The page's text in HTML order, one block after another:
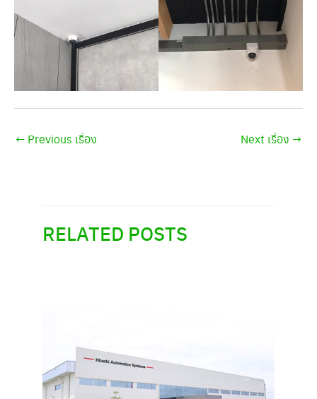
← Previous เรื่อง Next เรื่อง →
RELATED POSTS